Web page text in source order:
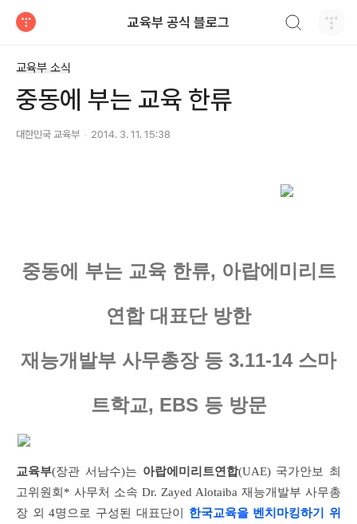
교육부 공식 블로그
교육부 소식
중동에 부는 교육 한류
대한민국 교육부 2014. 3. 11. 15:38
중동에 부는 교육 한류, 아랍에미리트
연합 대표단 방한
재능개발부 사무총장 등 3.11-14 스마
트학교, EBS 등 방문
교육부(장관 서남수)는 아랍에미리트연합(UAE) 국가안보 최
고위원회* 사무처 소속 Dr. Zayed Alotaiba 재능개발부 사무총
장 외 4명으로 구성된 대표단이
한국교육을 벤치마킹하기 위